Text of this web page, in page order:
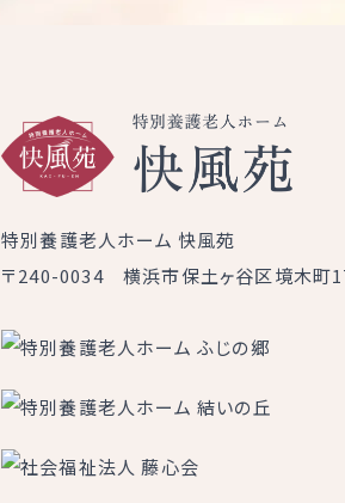
特別養護老人ホーム 快風苑
〒240-0034 横浜市保土ヶ谷区境木町